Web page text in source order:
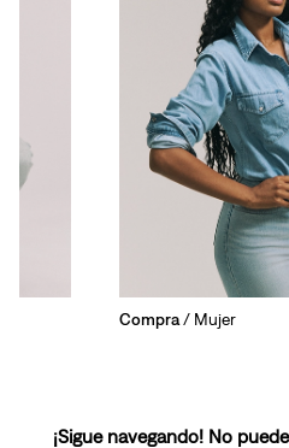
Compra/ Mujer
¡Sigue navegando! No